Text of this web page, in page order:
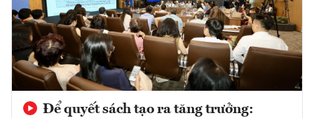
Để quyết sách tạo ra tăng trưởng: